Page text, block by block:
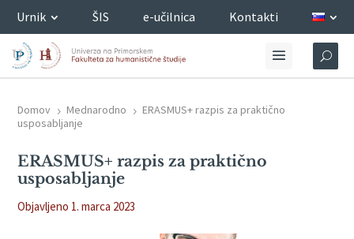
Urnik ŠIS e-učilnica Kontakti
Domov 5 Mednarodno 5 ERASMUS+ razpis za praktično
usposabljanje
ERASMUS+ razpis za praktično
usposabljanje
Objavljeno 1. marca 2023